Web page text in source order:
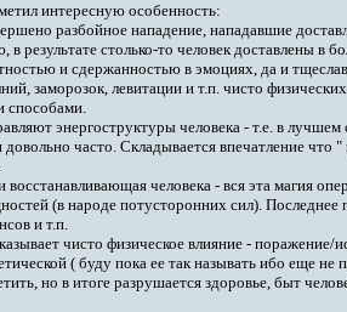
интересную особенность:
разбойное нападение, нападавшие
результате столько-то человек доставлены
и сдержанностью в эмоциях, да и
заморозок, левитации и т.п. чисто
способами.
энергоструктуры человека - т.е. в
довольно часто. Складывается впечатление
человека - вся эта магия
(в народе потусторонних сил).
и т.п.
чисто физическое влияние - поражение/
( буду пока ее так называть ибо еще
но в итоге разрушается здоровье, быт